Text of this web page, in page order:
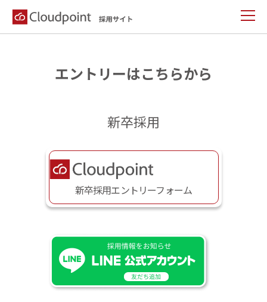
エントリーはこちらから
新卒採用
新卒採用エントリーフォーム